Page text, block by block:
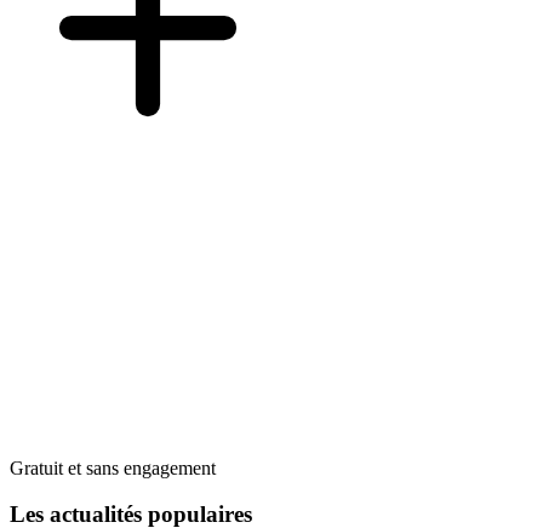
Gratuit et sans engagement
Les actualités populaires